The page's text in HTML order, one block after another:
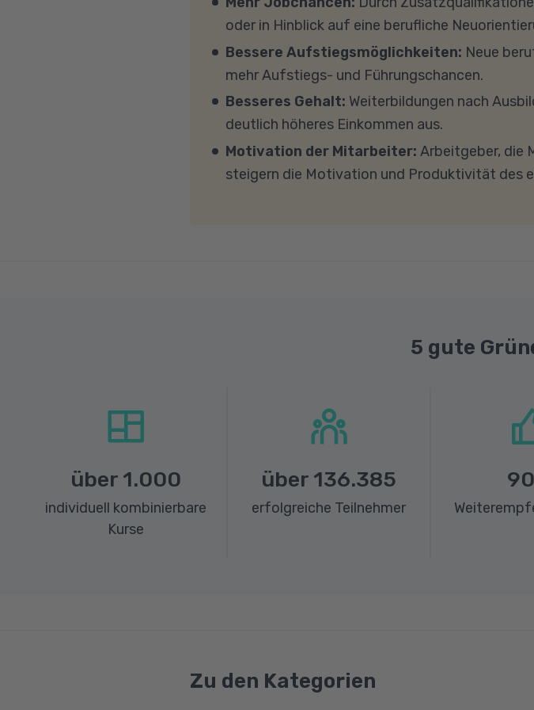
persönlichen Gespräch zu diesem Thema.
Windows 11, mindestens 8 GB Arbeitsspeicher
(CPU). Der Unterricht findet in Microsoft Teams
Sicherheitsprogramme und -einstellungen (Anti-
Übertragung eine gute Internetverbindung mit
Fragen sprechen Sie uns gerne an.
oder in Hinblick auf eine berufliche
Bessere Aufstiegsmöglichkeiten: Neue
mehr Aufstiegs- und Führungschancen.
Besseres Gehalt: Weiterbildungen nach
deutlich höheres Einkommen aus.
Motivation der Mitarbeiter: Arbeitgeber, die
steigern die Motivation und Produktivität des
5 gute
über 1.000
individuell kombinierbare
Kurse
über 136.385
erfolgreiche Teilnehmer
90
Zu den Kategorien